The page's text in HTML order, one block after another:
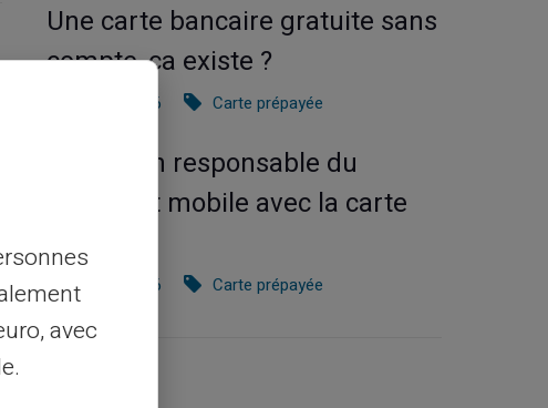
Une carte bancaire gratuite sans
compte, ça existe ?
03/08/2026 Carte prépayée
Utilisation responsable du
paiement mobile avec la carte
Veritas
27/07/2026 Carte prépayée
avec